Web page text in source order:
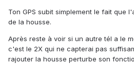
Ton GPS subit simplement le fait que
de la housse.
Après reste à voir si un autre tél a le
c'est le 2X qui ne capterai pas
rajouter la housse perturbe son